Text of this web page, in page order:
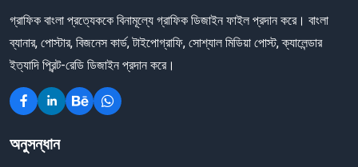
গ্রাফিক বাংলা প্রত্যেককে বিনামূল্যে গ্রাফিক ডিজাইন ফাইল প্রদান করে। বাংলা
ব্যানার, পোস্টার, বিজনেস কার্ড, টাইপোগ্রাফি, সোশ্যাল মিডিয়া পোস্ট, ক্যালেন্ডার
ইত্যাদি প্রিন্ট-রেডি ডিজাইন প্রদান করে।
অনুসন্ধান